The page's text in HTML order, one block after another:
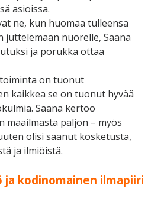
asioissa.
ne, kun huomaa tulleensa
juttelemaan nuorelle, Saana
ja porukka ottaa
on tuonut
kaikkea se on tuonut hyvää
Saana kertoo
maailmasta paljon – myös
olisi saanut kosketusta,
ja ilmiöistä.
ja kodinomainen ilmapiiri